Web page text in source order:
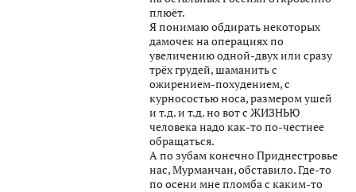
плюёт.
Я понимаю обдирать некоторых
дамочек на операциях по
увеличению одной-двух или сразу
трёх грудей, шаманить с
ожирением-похудением, с
курносостью носа, размером ушей
и т.д. и т.д. но вот с ЖИЗНЬЮ
человека надо как-то по-честнее
обращаться.
А по зубам конечно Приднестровье
нас, Мурманчан, обставило. Где-то
по осени мне пломба с каким-то